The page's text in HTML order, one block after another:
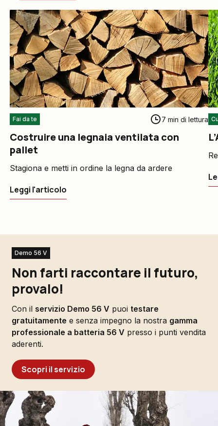
Fai da te 7 min di lettura
Costruire una legnaia ventilata con
pallet
Stagiona e metti in ordine la legna da ardere
Leggi l'articolo
Demo 56 V
Non farti raccontare il futuro,
provalo!
Con il servizio Demo 56 V puoi testare
gratuitamente e senza impegno la nostra gamma
professionale a batteria 56 V presso i punti vendita
aderenti.
Scopri il servizio